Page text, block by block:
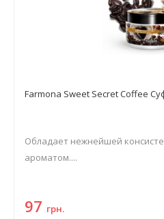
Farmona Sweet Secret Coffee
Обладает нежнейшей
ароматом....
97 грн.